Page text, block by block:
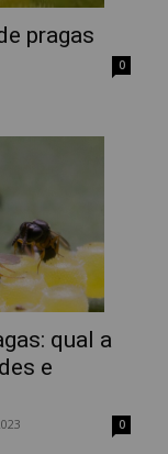
pragas
0
qual a
e
0